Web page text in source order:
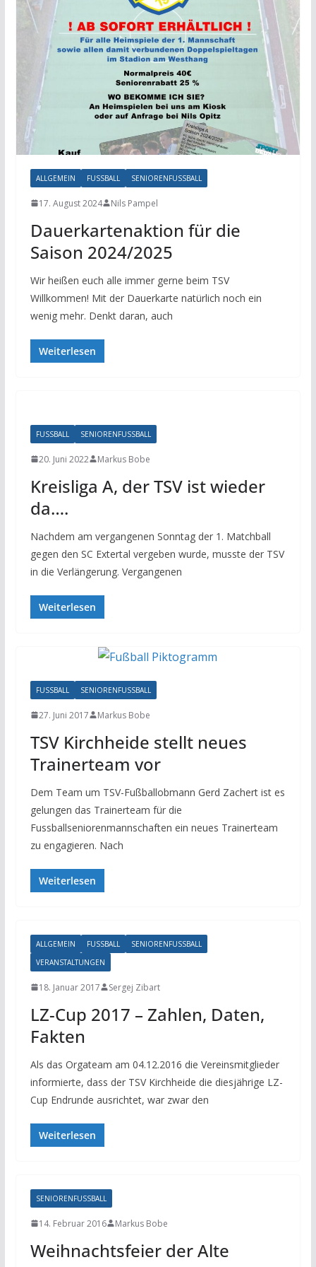
ALLGEMEIN FUSSBALL SENIORENFUSSBALL
17. August 2024 Nils Pampel
Dauerkartenaktion für die
Saison 2024/2025
Wir heißen euch alle immer gerne beim TSV
Willkommen! Mit der Dauerkarte natürlich noch ein
wenig mehr. Denkt daran, auch
Weiterlesen
FUSSBALL SENIORENFUSSBALL
20. Juni 2022 Markus Bobe
Kreisliga A, der TSV ist wieder
da….
Nachdem am vergangenen Sonntag der 1. Matchball
gegen den SC Extertal vergeben wurde, musste der TSV
in die Verlängerung. Vergangenen
Weiterlesen
FUSSBALL SENIORENFUSSBALL
27. Juni 2017 Markus Bobe
TSV Kirchheide stellt neues
Trainerteam vor
Dem Team um TSV-Fußballobmann Gerd Zachert ist es
gelungen das Trainerteam für die
Fussballseniorenmannschaften ein neues Trainerteam
zu engagieren. Nach
Weiterlesen
ALLGEMEIN FUSSBALL
SENIORENFUSSBALL
VERANSTALTUNGEN
18. Januar 2017 Sergej Zibart
LZ-Cup 2017 – Zahlen, Daten,
Fakten
Als das Orgateam am 04.12.2016 die Vereinsmitglieder
informierte, dass der TSV Kirchheide die diesjährige LZ-
Cup Endrunde ausrichtet, war zwar den
Weiterlesen
SENIORENFUSSBALL
14. Februar 2016 Markus Bobe
Weihnachtsfeier der Alte